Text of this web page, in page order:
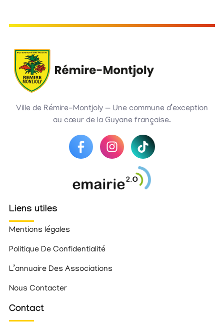
Ville de Rémire-Montjoly — Une commune d’exception
au cœur de la Guyane française.
Liens utiles
Mentions légales
Politique De Confidentialité
L’annuaire Des Associations
Nous Contacter
Contact